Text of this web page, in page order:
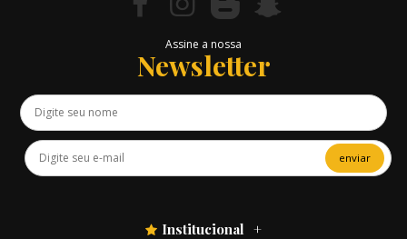
Assine a nossa
Newsletter
enviar
Institucional